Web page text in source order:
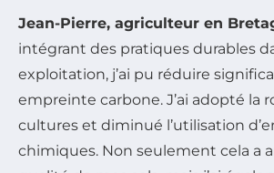
Jean-Pierre, agriculteur en
intégrant des pratiques durables
exploitation, j’ai pu réduire
empreinte carbone. J’ai adopté la
cultures et diminué l’utilisation
chimiques. Non seulement cela a